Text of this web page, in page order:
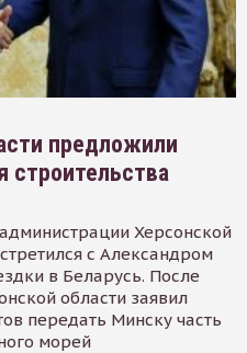
предложили
строительства
Херсонской
с Александром
в Беларусь. После
области заявил
передать Минску часть
морей